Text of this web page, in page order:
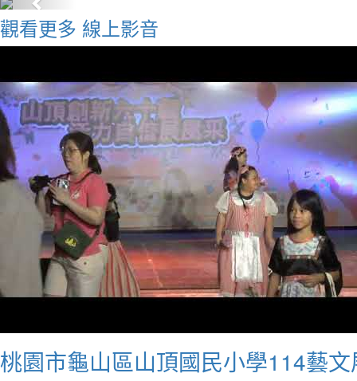
觀看更多 線上影音
桃園市龜山區山頂國民小學114藝